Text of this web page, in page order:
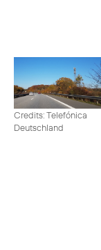
Credits: Telefónica
Deutschland